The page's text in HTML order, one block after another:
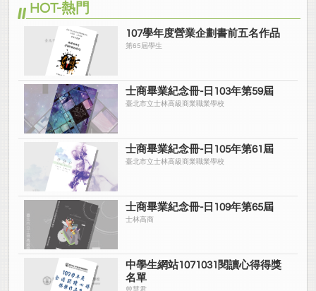
HOT-熱門
107學年度營業企劃書前五名作品
第65屆學生
士商畢業紀念冊-日103年第59屆
臺北市立士林高級商業職業學校
士商畢業紀念冊-日105年第61屆
臺北市立士林高級商業職業學校
士商畢業紀念冊-日109年第65屆
士林高商
中學生網站1071031閱讀心得得獎
名單
曾慧君